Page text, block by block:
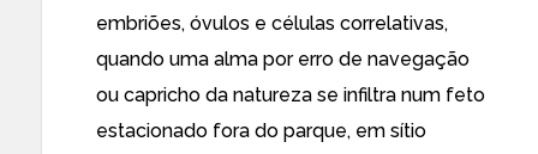
embriões, óvulos e células correlativas,
quando uma alma por erro de navegação
ou capricho da natureza se infiltra num feto
estacionado fora do parque, em sítio